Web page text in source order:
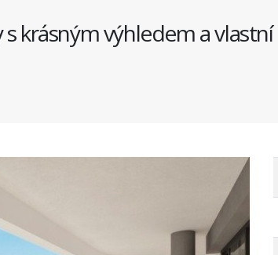
krásným výhledem a vlastní